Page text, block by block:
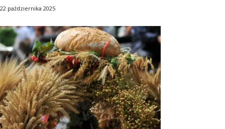
22 października 2025